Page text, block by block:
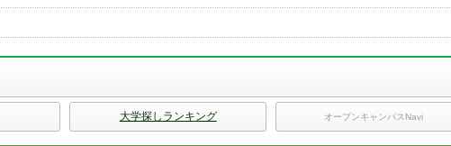
大学探しランキング オープンキャンパスNavi